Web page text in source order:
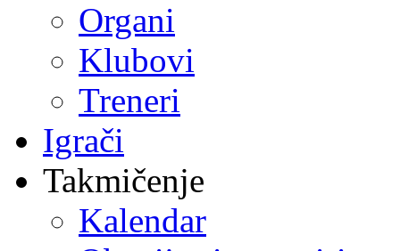
Organi
Klubovi
Treneri
Igrači
Takmičenje
Kalendar